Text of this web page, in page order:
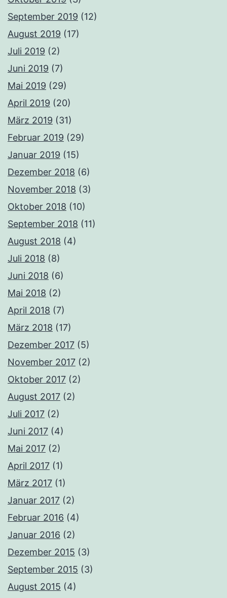
September 2019 (12)
August 2019 (17)
Juli 2019 (2)
Juni 2019 (7)
Mai 2019 (29)
April 2019 (20)
März 2019 (31)
Februar 2019 (29)
Januar 2019 (15)
Dezember 2018 (6)
November 2018 (3)
Oktober 2018 (10)
September 2018 (11)
August 2018 (4)
Juli 2018 (8)
Juni 2018 (6)
Mai 2018 (2)
April 2018 (7)
März 2018 (17)
Dezember 2017 (5)
November 2017 (2)
Oktober 2017 (2)
August 2017 (2)
Juli 2017 (2)
Juni 2017 (4)
Mai 2017 (2)
April 2017 (1)
März 2017 (1)
Januar 2017 (2)
Februar 2016 (4)
Januar 2016 (2)
Dezember 2015 (3)
September 2015 (3)
August 2015 (4)